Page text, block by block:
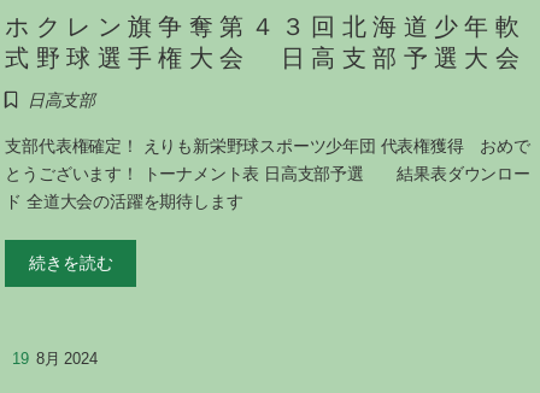
ホクレン旗争奪第４３回北海道少年軟
式野球選手権大会 日高支部予選大会
日高支部
支部代表権確定！ えりも新栄野球スポーツ少年団 代表権獲得 おめで
とうございます！ トーナメント表 日高支部予選 結果表ダウンロー
ド 全道大会の活躍を期待します
続きを読む
19 8月 2024